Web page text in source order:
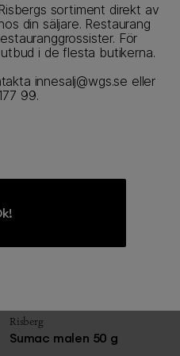
sortiment direkt av
din säljare. Restaurang
För
i de flesta butikerna.
innesalj@wgs.se eller
99.
produkter
Risberg
Sumac malen 50 g